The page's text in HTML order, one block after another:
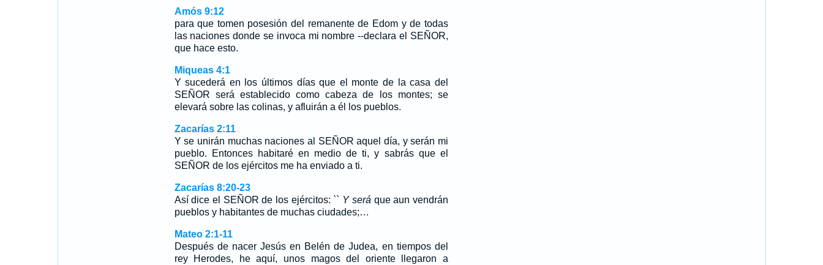
Amós 9:12
para que tomen posesión del remanente de Edom y de todas
las naciones donde se invoca mi nombre --declara el SEÑOR,
que hace esto.
Miqueas 4:1
Y sucederá en los últimos días que el monte de la casa del
SEÑOR será establecido como cabeza de los montes; se
elevará sobre las colinas, y afluirán a él los pueblos.
Zacarías 2:11
Y se unirán muchas naciones al SEÑOR aquel día, y serán mi
pueblo. Entonces habitaré en medio de ti, y sabrás que el
SEÑOR de los ejércitos me ha enviado a ti.
Zacarías 8:20-23
Así dice el SEÑOR de los ejércitos: `` Y será que aun vendrán
pueblos y habitantes de muchas ciudades;…
Mateo 2:1-11
Después de nacer Jesús en Belén de Judea, en tiempos del
rey Herodes, he aquí, unos magos del oriente llegaron a